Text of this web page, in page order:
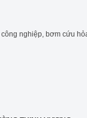
nghiệp, bơm cứu